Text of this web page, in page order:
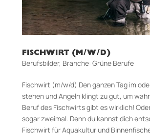
FISCHWIRT (M/W/D)
Berufsbilder, Branche: Grüne Berufe
Fischwirt (m/w/d) Den ganzen Tag im
stehen und Angeln klingt zu gut, um
Beruf des Fischwirts gibt es wirklich!
sogar zweimal. Denn du kannst dich
Fischwirt für Aquakultur und